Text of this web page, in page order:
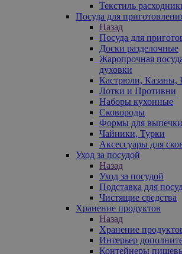
Текстиль
Посуда для
Назад
Посуда для
Доски разделочные
Жаропрочная
духовки
Кастрюли, Казаны,
Лотки и Противни
Наборы кухонные
Сковороды
Формы для выпечки
Чайники, Турки
Аксессуары для
Уход за посудой
Назад
Уход за посудой
Подставка для
Чистящие средства
Хранение продуктов
Назад
Хранение
Интерьер
Контейнеры